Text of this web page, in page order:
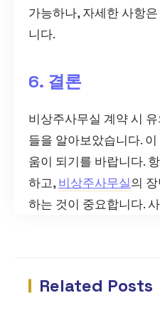
가능하나, 자세한 사항
니다.
6. 결론
비상주사무실 계약 시
들을 알아보았습니다.
움이 되기를 바랍니다.
하고, 비상주사무실의
하는 것이 중요합니다.
Related Posts